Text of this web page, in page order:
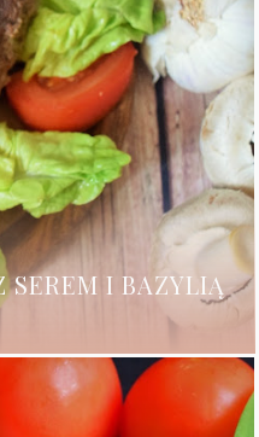
SEREM I BAZYLIĄ